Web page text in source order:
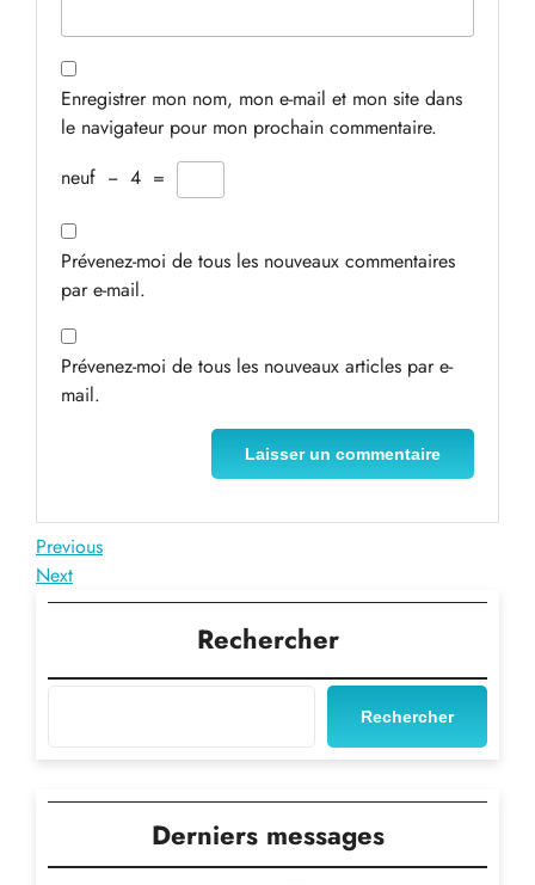
Enregistrer mon nom, mon e-mail et mon site dans
le navigateur pour mon prochain commentaire.
neuf − 4 =
Prévenez-moi de tous les nouveaux commentaires
par e-mail.
Prévenez-moi de tous les nouveaux articles par e-
mail.
Navigation
de
Previous
Post
Previous
Next
Post
Next
Rechercher
Rechercher
Derniers messages